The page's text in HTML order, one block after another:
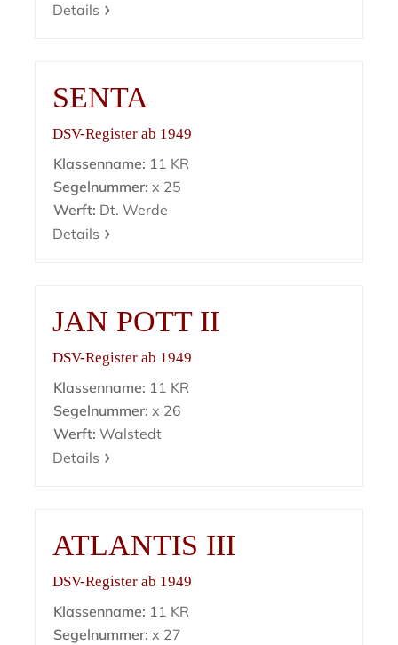
Details
SENTA
DSV-Register ab 1949
Klassenname: 11 KR
Segelnummer: x 25
Werft: Dt. Werde
Details
JAN POTT II
DSV-Register ab 1949
Klassenname: 11 KR
Segelnummer: x 26
Werft: Walstedt
Details
ATLANTIS III
DSV-Register ab 1949
Klassenname: 11 KR
Segelnummer: x 27